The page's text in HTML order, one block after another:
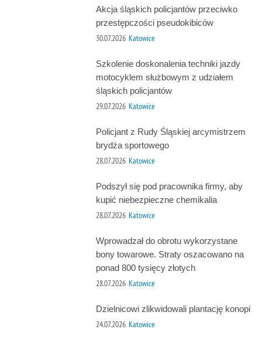
Akcja śląskich policjantów przeciwko
przestępczości pseudokibiców
30.07.2026 Katowice
Szkolenie doskonalenia techniki jazdy
motocyklem służbowym z udziałem
śląskich policjantów
29.07.2026 Katowice
Policjant z Rudy Śląskiej arcymistrzem
brydża sportowego
28.07.2026 Katowice
Podszył się pod pracownika firmy, aby
kupić niebezpieczne chemikalia
28.07.2026 Katowice
Wprowadzał do obrotu wykorzystane
bony towarowe. Straty oszacowano na
ponad 800 tysięcy złotych
28.07.2026 Katowice
Dzielnicowi zlikwidowali plantację konopi
24.07.2026 Katowice